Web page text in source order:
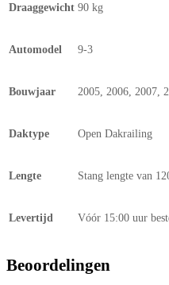
Draaggewicht 90 kg
Automodel 9-3
Bouwjaar 2005, 2006, 2007,
Daktype Open Dakrailing
Lengte Stang lengte van
Levertijd Vóór 15:00 uur
Beoordelingen